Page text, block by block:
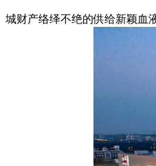
城财产络绎不绝的供给新颖血